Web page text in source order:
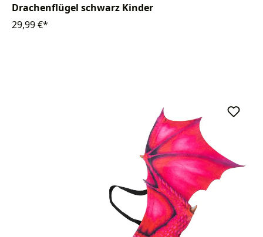
Drachenflügel schwarz Kinder
29,99 €*